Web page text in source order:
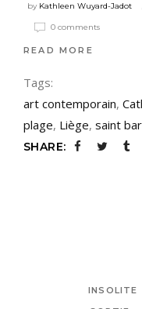
by Kathleen Wuyard-Jadot
0 comments
READ MORE
Tags:
art contemporain,
plage, Liège, saint
SHARE:
INSOLITE